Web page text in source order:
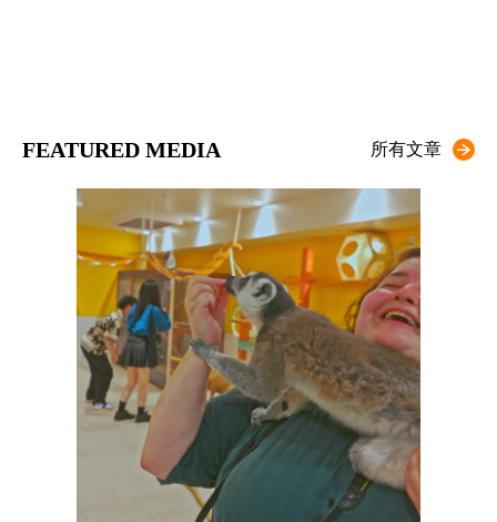
FEATURED MEDIA 所有文章